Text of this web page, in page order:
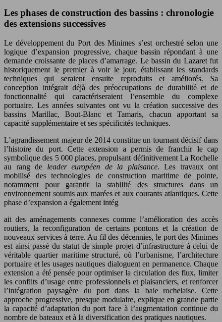
Les phases de construction des bassins : chronologie
des extensions successives
Le développement du Port des Minimes s’est orchestré selon une
logique d’expansion progressive, chaque bassin répondant à une
demande croissante de places d’amarrage. Le bassin du Lazaret fut
historiquement le premier à voir le jour, établissant les standards
techniques qui seraient ensuite reproduits et améliorés. Sa
conception intégrait déjà des préoccupations de durabilité et de
fonctionnalité qui caractériseraient l’ensemble du complexe
portuaire. Les années suivantes ont vu la création successive des
bassins Marillac, Bout-Blanc et Tamaris, chacun apportant sa
capacité supplémentaire et ses spécificités techniques.
L’agrandissement majeur de 2014 constitue un tournant décisif dans
l’histoire du port. Cette extension a permis de franchir le cap
symbolique des 5 000 places, propulsant définitivement La Rochelle
au rang de leader européen de la plaisance. Les travaux ont
mobilisé des technologies de construction maritime de pointe,
notamment pour garantir la stabilité des structures dans un
environnement soumis aux marées et aux courants atlantiques. Cette
phase d’expansion a également intég
ait des aménagements connexes comme l’amélioration des accès
routiers, la reconfiguration de certains pontons et la création de
nouveaux services à terre. Au fil des décennies, le port des Minimes
est ainsi passé du statut de simple projet d’infrastructure à celui de
véritable quartier maritime structuré, où l’urbanisme, l’architecture
portuaire et les usages nautiques dialoguent en permanence. Chaque
extension a été pensée pour optimiser la circulation des flux, limiter
les conflits d’usage entre professionnels et plaisanciers, et renforcer
l’intégration paysagère du port dans la baie rochelaise. Cette
approche progressive, presque modulaire, explique en grande partie
la capacité d’adaptation du port face à l’augmentation continue du
nombre de bateaux et à la diversification des pratiques nautiques.